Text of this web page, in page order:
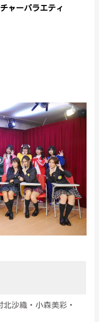
ャーバラエティ
沙織・小森美彩・